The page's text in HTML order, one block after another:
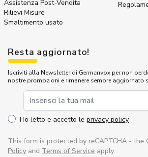
Assistenza Post-Vendita
Rilievi Misure
Smaltimento usato
Resta aggiornato!
Iscriviti alla Newsletter di Germanvox per non
nostre promozioni e rimanere sempre aggiornato
Ho letto e accetto le privacy policy
This form is protected by reCAPTCHA - the
Policy and Terms of Service apply.